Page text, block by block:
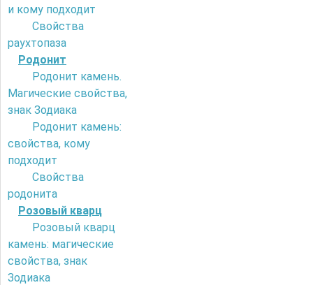
и кому подходит
Свойства
раухтопаза
Родонит
Родонит камень.
Магические свойства,
знак Зодиака
Родонит камень:
свойства, кому
подходит
Свойства
родонита
Розовый кварц
Розовый кварц
камень: магические
свойства, знак
Зодиака